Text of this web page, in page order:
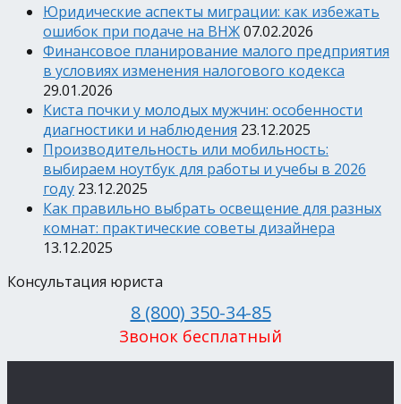
Юридические аспекты миграции: как избежать
ошибок при подаче на ВНЖ07.02.2026
Финансовое планирование малого предприятия
в условиях изменения налогового кодекса
29.01.2026
Киста почки у молодых мужчин: особенности
диагностики и наблюдения 23.12.2025
Производительность или мобильность:
выбираем ноутбук для работы и учебы в 2026
году 23.12.2025
Как правильно выбрать освещение для разных
комнат: практические советы дизайнера
13.12.2025
Консультация юриста
8 (800) 350-34-85
Звонок бесплатный